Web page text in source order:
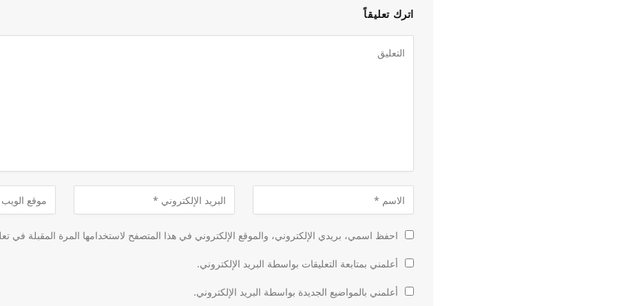
اترك تعليقاً
احفظ اسمي، بريدي الإلكتروني، والموقع الإلكتروني في هذا المتصفح لاستخدامها المرة المقبلة في
أعلمني بمتابعة التعليقات بواسطة البريد الإلكتروني.
أعلمني بالمواضيع الجديدة بواسطة البريد الإلكتروني.